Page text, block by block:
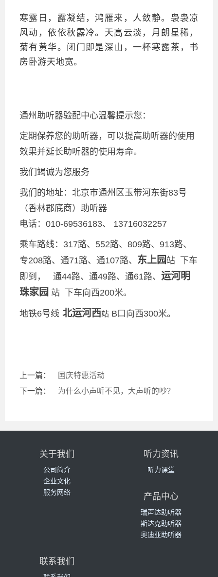
寒露日，露凝结，鸿雁来，人敛静。袅袅凉
风动，依依秋露冷。天高云淡，月朗星稀，
菊有黄华。闭门即是深山，一杯寒露茶，书
房卧游天地宽。
通州助听器验配中心温馨提示您：
定期保养您的助听器，可以提高助听器的使用
效果并延长助听器的使用寿命。
我们竭诚为您服务
我们的地址：北京市通州区玉带河东街83号
（香林郡底商）助听器
电话：010-69536183、 13716032257
乘车路线：317路、552路、809路、913路、
专208路、通71路、通107路、 东上园 站 下车
即到， 通44路、通49路、通61路、 运河明
珠家园 站 下车向西200米。
地铁6号线 北运河西站 B口向西300米。
上一篇：
国庆特惠活动
下一篇：
为什么小声听不见，大声听的吵？
关于我们
公司简介
企业文化
服务网络
听力资讯
听力课堂
产品中心
瑞声达助听器
斯达克助听器
奥迪亚助听器
联系我们